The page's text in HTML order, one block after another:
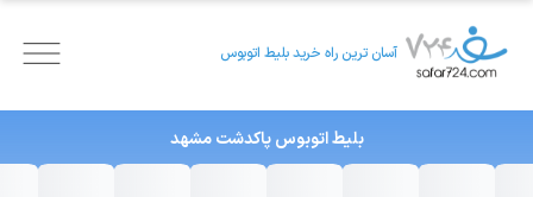
آسان ترین راه خرید بلیط اتوبوس
بلیط اتوبوس پاکدشت مشهد